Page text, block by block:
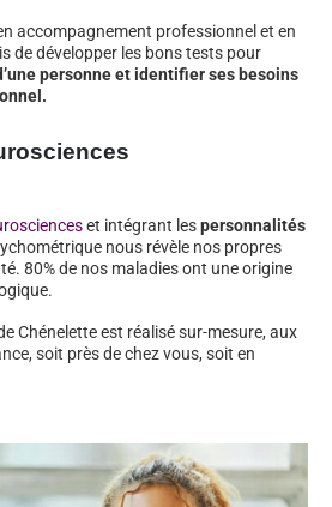
accompagnement professionnel et en
de développer les bons tests pour
personne et identifier ses besoins
et intégrant lespersonnalités
nous révèle nos propres
80% de nos maladies ont une origine
Chénelette est réalisé sur-mesure, aux
soit près de chez vous, soit en